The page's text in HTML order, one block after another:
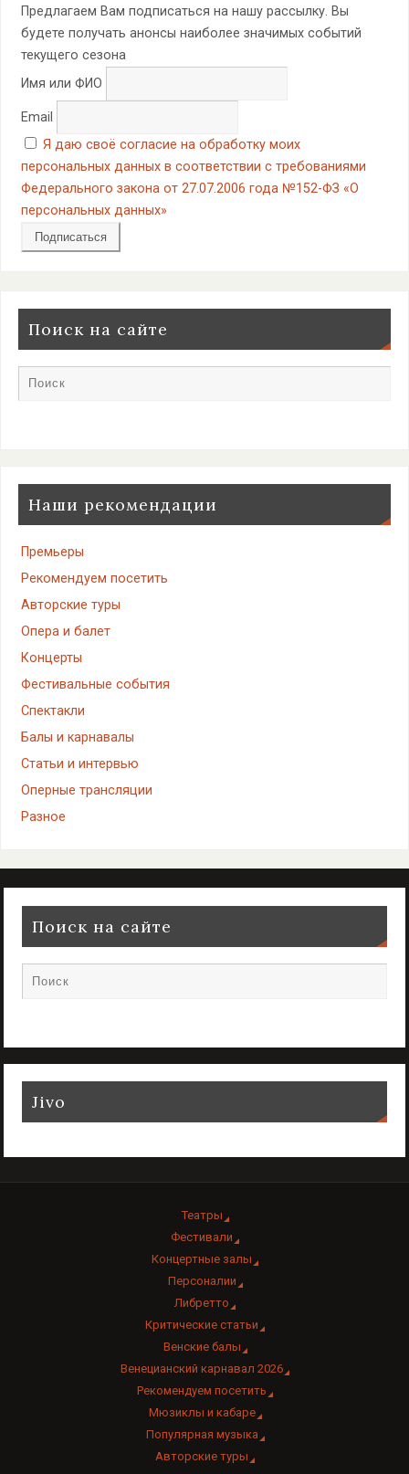
Предлагаем Вам подписаться на нашу рассылку. Вы
будете получать анонсы наиболее значимых событий
текущего сезона
Имя или ФИО
Email
Я даю своё согласие на обработку моих
персональных данных в соответствии с требованиями
Федерального закона от 27.07.2006 года №152-ФЗ «О
персональных данных»
Поиск на сайте
Наши рекомендации
Премьеры
Рекомендуем посетить
Авторские туры
Опера и балет
Концерты
Фестивальные события
Спектакли
Балы и карнавалы
Статьи и интервью
Оперные трансляции
Разное
Поиск на сайте
Jivo
Театры
Фестивали
Концертные залы
Персоналии
Либретто
Критические статьи
Венские балы
Венецианский карнавал 2026
Рекомендуем посетить
Мюзиклы и кабаре
Популярная музыка
Авторские туры